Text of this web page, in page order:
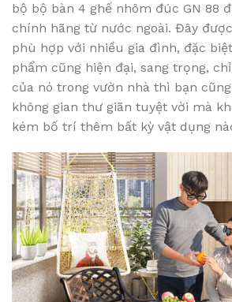
bộ bộ bàn 4 ghế nhôm đúc GN 88
chính hãng từ nước ngoài. Đây
phù hợp với nhiều gia đình, đặc
phẩm cũng hiện đại, sang trọng,
của nó trong vườn nhà thì bạn
không gian thư giãn tuyệt vời mà
kém bố trí thêm bất kỳ vật dụng